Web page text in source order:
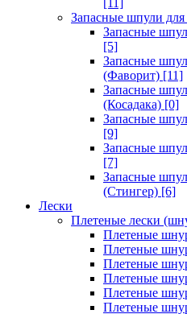
[11]
Запасные шпули
Запасные
[5]
Запасные
(Фаворит) [11]
Запасные
(Косадака) [0]
Запасные
[9]
Запасные
[7]
Запасные
(Стингер) [6]
Лески
Плетеные лески
Плетеные
Плетеные
Плетеные
Плетеные
Плетеные
Плетеные